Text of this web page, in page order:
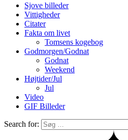
Sjove billeder
Vittigheder
Citater
Fakta om livet
Tomsens kogebog
Godmorgen/Godnat
Godnat
Weekend
Højtider/Jul
Jul
Video
GIF Billeder
Search for: